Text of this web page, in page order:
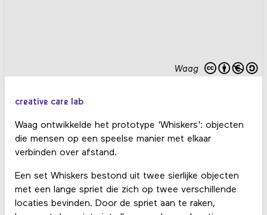
Waag
creative care lab
Waag ontwikkelde het prototype 'Whiskers': objecten
die mensen op een speelse manier met elkaar
verbinden over afstand.
Een set Whiskers bestond uit twee sierlijke objecten
met een lange spriet die zich op twee verschillende
locaties bevinden. Door de spriet aan te raken,